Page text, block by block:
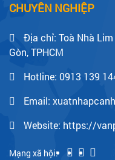
CHUYÊN NGHIỆP
Địa chỉ: Toà Nhà Lim
Gòn, TPHCM
Hotline: 0913 139
Email:
Website: https://
Mạng xã hội: